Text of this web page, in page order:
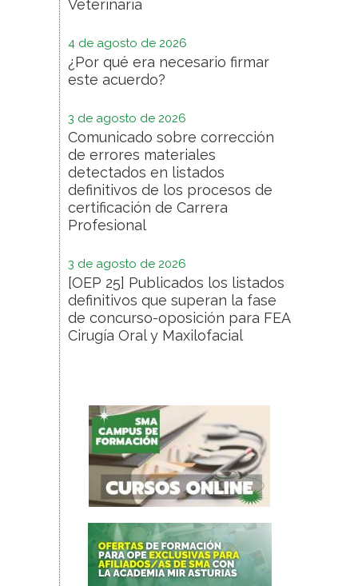
Veterinaria
4 de agosto de 2026
¿Por qué era necesario firmar
este acuerdo?
3 de agosto de 2026
Comunicado sobre corrección
de errores materiales
detectados en listados
definitivos de los procesos de
certificación de Carrera
Profesional
3 de agosto de 2026
[OEP 25] Publicados los listados
definitivos que superan la fase
de concurso-oposición para FEA
Cirugía Oral y Maxilofacial